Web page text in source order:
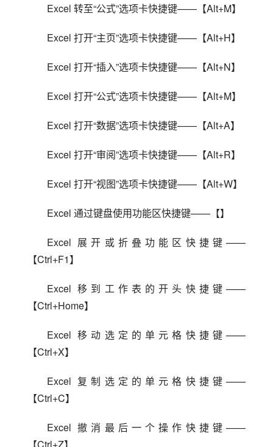
Excel 转至“公式”选项卡快捷键——【Alt+M】
Excel 打开“主页”选项卡快捷键——【Alt+H】
Excel 打开“插入”选项卡快捷键——【Alt+N】
Excel 打开“公式”选项卡快捷键——【Alt+M】
Excel 打开“数据”选项卡快捷键——【Alt+A】
Excel 打开“审阅”选项卡快捷键——【Alt+R】
Excel 打开“视图”选项卡快捷键——【Alt+W】
Excel 通过键盘使用功能区快捷键——【】
Excel 展开或折叠功能区快捷键——
【Ctrl+F1】
Excel 移到工作表的开头快捷键——
【Ctrl+Home】
Excel 移动选定的单元格快捷键——
【Ctrl+X】
Excel 复制选定的单元格快捷键——
【Ctrl+C】
Excel 撤消最后一个操作快捷键——